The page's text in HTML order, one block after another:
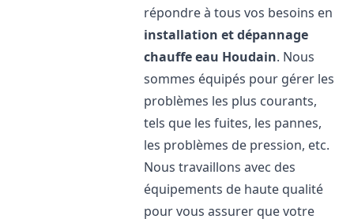
répondre à tous vos besoins en
installation et dépannage
chauffe eau Houdain. Nous
sommes équipés pour gérer les
problèmes les plus courants,
tels que les fuites, les pannes,
les problèmes de pression, etc.
Nous travaillons avec des
équipements de haute qualité
pour vous assurer que votre